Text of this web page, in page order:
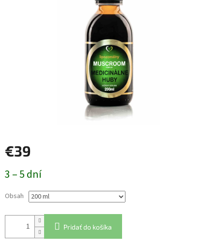
€39
cena:
3 – 5 dní
Obsah
Pridať do košíka